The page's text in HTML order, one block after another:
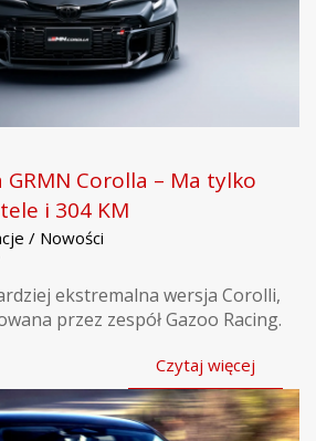
Corolla – Ma tylko
i 304 KM
/ Nowości
ekstremalna wersja Corolli,
przez zespół Gazoo Racing.
Czytaj więcej